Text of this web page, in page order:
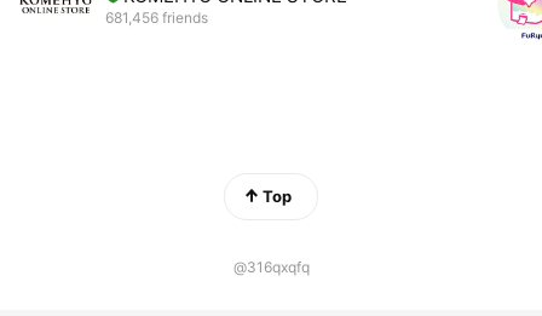
681,456 friends
Top
@316qxqfq